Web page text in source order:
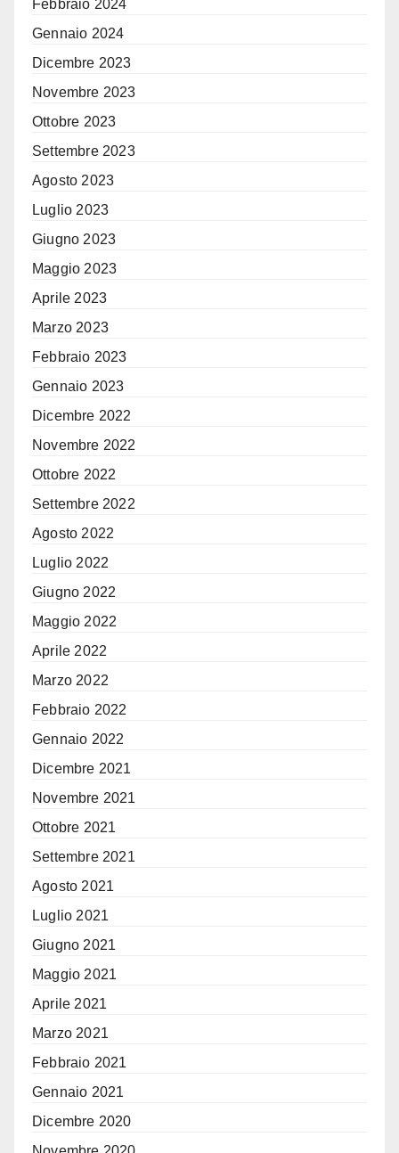
Febbraio 2024
Gennaio 2024
Dicembre 2023
Novembre 2023
Ottobre 2023
Settembre 2023
Agosto 2023
Luglio 2023
Giugno 2023
Maggio 2023
Aprile 2023
Marzo 2023
Febbraio 2023
Gennaio 2023
Dicembre 2022
Novembre 2022
Ottobre 2022
Settembre 2022
Agosto 2022
Luglio 2022
Giugno 2022
Maggio 2022
Aprile 2022
Marzo 2022
Febbraio 2022
Gennaio 2022
Dicembre 2021
Novembre 2021
Ottobre 2021
Settembre 2021
Agosto 2021
Luglio 2021
Giugno 2021
Maggio 2021
Aprile 2021
Marzo 2021
Febbraio 2021
Gennaio 2021
Dicembre 2020